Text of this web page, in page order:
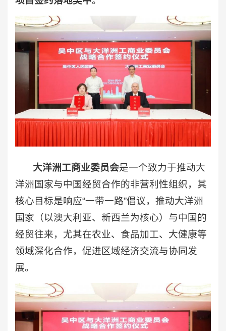
大洋洲工商业委员会是一个致力于推动大
洋洲国家与中国经贸合作的非营利性组织，其
核心目标是响应“一带一路”倡议，推动大洋洲
国家（以澳大利亚、新西兰为核心）与中国的
经贸往来，尤其在农业、食品加工、大健康等
领域深化合作，促进区域经济交流与协同发
展。